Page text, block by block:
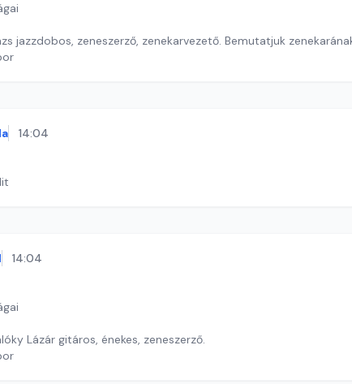
jazzdobos, zeneszerző, zenekarvezető. Bemutatjuk
14:04
14:04
Lázár gitáros, énekes, zeneszerző.